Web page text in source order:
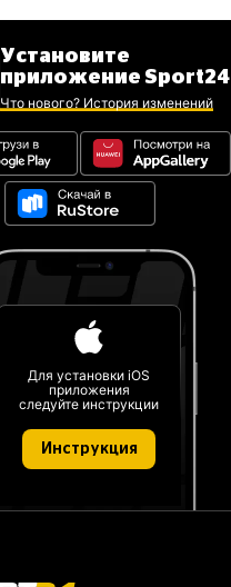
Установите
приложение Sport24
Что нового? История изменений
Для установки iOS
приложения
следуйте инструкции
Инструкция